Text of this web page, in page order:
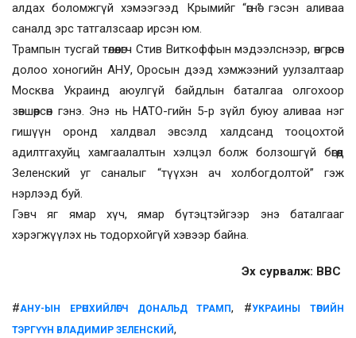
алдах боломжгүй хэмээгээд Крымийг “өгнө” гэсэн аливаа
саналд эрс татгалзсаар ирсэн юм.
Трампын тусгай төлөөлөгч Стив Виткоффын мэдээлснээр, өнгөрсөн
долоо хоногийн АНУ, Оросын дээд хэмжээний уулзалтаар
Москва Украинд аюулгүй байдлын баталгаа олгохоор
зөвшөөрсөн гэнэ. Энэ нь НАТО-гийн 5-р зүйл буюу аливаа нэг
гишүүн оронд халдвал эвсэлд халдсанд тооцохтой
адилтгахуйц хамгаалалтын хэлцэл болж болзошгүй бөгөөд
Зеленский уг саналыг “түүхэн ач холбогдолтой” гэж
нэрлээд буй.
Гэвч яг ямар хүч, ямар бүтэцтэйгээр энэ баталгааг
хэрэгжүүлэх нь тодорхойгүй хэвээр байна.
Эх сурвалж: BBC
#АНУ-ЫН ЕРӨНХИЙЛӨГЧ ДОНАЛЬД ТРАМП, #УКРАИНЫ ТӨРИЙН
ТЭРГҮҮН ВЛАДИМИР ЗЕЛЕНСКИЙ,